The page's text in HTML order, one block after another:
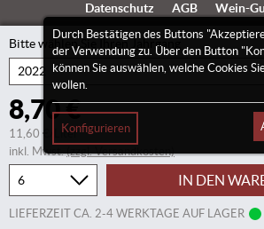
Bitte wählen Sie Ihren Jahrgang
8,70 €
11,60 €/Liter
inkl. Mwst.(zzgl. Versandkosten)
IN DEN
LIEFERZEIT CA. 2-4 WERKTAGE AUF LAGER
Durch Bestätigen des Buttons
der Verwendung zu. Über den Button
können Sie auswählen, welche Cookies
wollen.
Konfigurieren
Datenschutz
AGB Wein-